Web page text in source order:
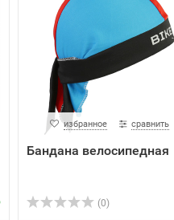
избранное сравнить
Бандана велосипедная
(0)